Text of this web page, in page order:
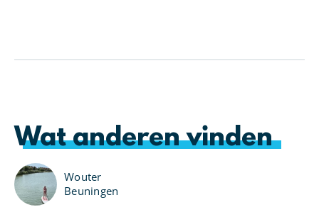
Wat anderen vinden
Wouter
Beuningen